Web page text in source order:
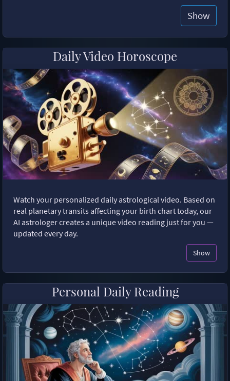
Show
Daily Video Horoscope
Watch your personalized daily astrological video. Based on
real planetary transits affecting your birth chart today, our
AI astrologer creates a unique video reading just for you —
updated every day.
Show
Personal Daily Reading